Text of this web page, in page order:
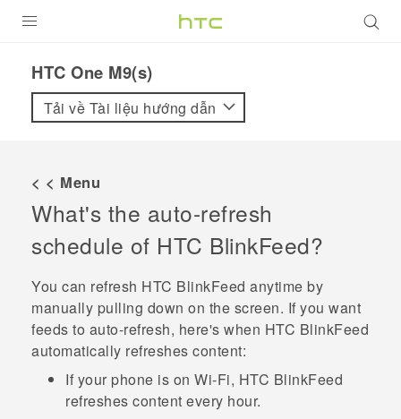
VIVE
VIVERSE
ỨNG DỤNG
HỖ TRỢ
HTC One M9(s)‎
Tải về Tài liệu hướng dẫn
< < Menu
What's the auto-refresh
schedule of HTC BlinkFeed?
You can refresh HTC BlinkFeed anytime by
manually pulling down on the screen. If you want
feeds to auto-refresh, here's when HTC BlinkFeed
automatically refreshes content:
If your phone is on Wi‍-Fi, HTC BlinkFeed
refreshes content every hour.